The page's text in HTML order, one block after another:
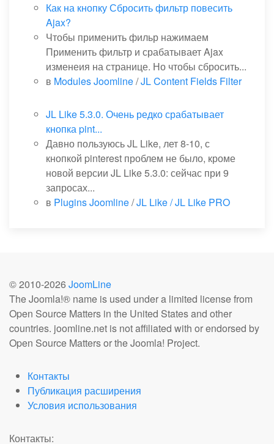
Как на кнопку Сбросить фильтр повесить
Ajax?
Чтобы применить фильр нажимаем
Применить фильтр и срабатывает Ajax
изменеия на странице. Но чтобы сбросить...
в Modules Joomline/JL Content Fields Filter
JL Like 5.3.0. Очень редко срабатывает
кнопка pint...
Давно пользуюсь JL Like, лет 8-10, с
кнопкой pinterest проблем не было, кроме
новой версии JL Like 5.3.0: сейчас при 9
запросах...
в Plugins Joomline/JL Like / JL Like PRO
© 2010-2026 JoomLine
The Joomla!® name is used under a limited license from
Open Source Matters in the United States and other
countries. joomline.net is not affiliated with or endorsed by
Open Source Matters or the Joomla! Project.
Контакты
Публикация расширения
Условия использования
Контакты: